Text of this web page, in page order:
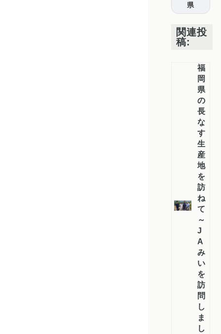
県
関連投
稿:
福
岡
県
の
長
な
す
生
産
地
を
訪
ね
て
～
J
A
み
い
を
訪
問
し
ま
し